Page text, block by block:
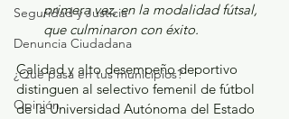
Seguridad y Justicia
Denuncia Ciudadana
¿Qué pasa en tus municipios?
Opinión
primera vez, en la modalidad fútsal,
que culminaron con éxito.
Calidad y alto desempeño deportivo
distinguen al selectivo femenil de fútbol
de la Universidad Autónoma del Estado